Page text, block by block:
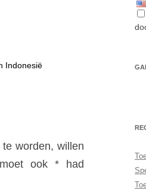
Indonesië
worden, willen
ook * had